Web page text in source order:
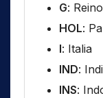
G:
HOL:
I: Italia
IND:
INS: